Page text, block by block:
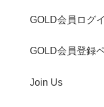
GOLD会員ログ
GOLD会員登録
Join Us